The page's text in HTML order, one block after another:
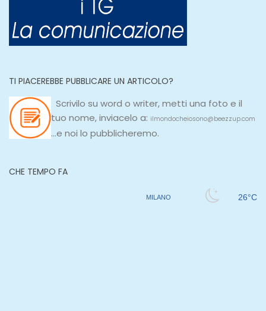
TI PIACEREBBE PUBBLICARE UN ARTICOLO?
Scrivilo su word o writer, metti una foto e il
tuo nome, inviacelo a: ilmondocheiosono@beezzup.com
...e noi lo pubblicheremo.
CHE TEMPO FA